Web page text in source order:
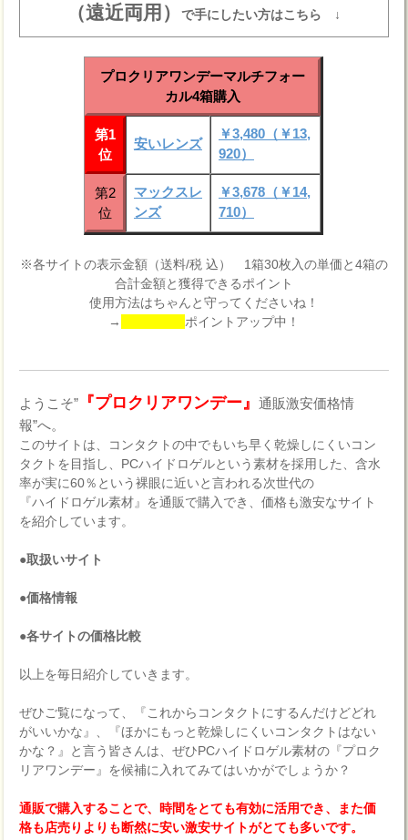
（遠近両用）で手にしたい方はこちら ↓
プロクリアワンデーマルチフォー
カル4箱購入
第1
位
安いレンズ
￥3,480（￥13,
920）
第2
位
マックスレ
ンズ
￥3,678（￥14,
710）
※各サイトの表示金額（送料/税 込） 1箱30枚入の単価と4箱の
合計金額と獲得できるポイント
使用方法はちゃんと守ってくださいね！
→
ポイントアップ中！
ようこそ” 『プロクリアワンデー』通販激安価格情
報”へ。
このサイトは、コンタクトの中でもいち早く乾燥しにくいコン
タクトを目指し、PCハイドロゲルという素材を採用した、含水
率が実に60％という裸眼に近いと言われる次世代の
『ハイドロゲル素材』を通販で購入でき、価格も激安なサイト
を紹介しています。
●取扱いサイト
●価格情報
●各サイトの価格比較
以上を毎日紹介していきます。
ぜひご覧になって、『これからコンタクトにするんだけどどれ
がいいかな』、『ほかにもっと乾燥しにくいコンタクトはない
かな？』と言う皆さんは、ぜひPCハイドロゲル素材の『プロク
リアワンデー』を候補に入れてみてはいかがでしょうか？
通販で購入することで、時間をとても有効に活用でき、また価
格も店売りよりも断然に安い激安サイトがとても多いです。